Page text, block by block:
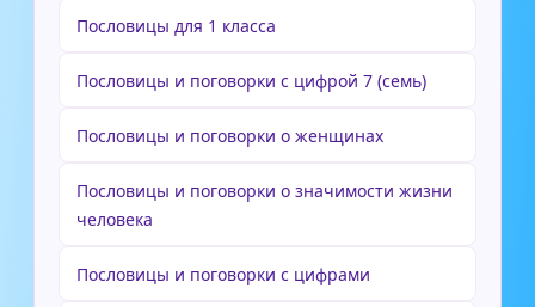
Пословицы для 1 класса
Пословицы и поговорки с цифрой 7 (семь)
Пословицы и поговорки о женщинах
Пословицы и поговорки о значимости жизни
человека
Пословицы и поговорки с цифрами